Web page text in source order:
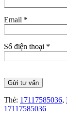
Email *
Số điện thoại *
Thẻ: 17117585036,
17117585036